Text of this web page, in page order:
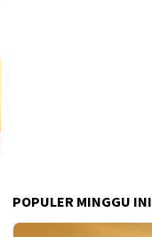
POPULER MINGGU INI